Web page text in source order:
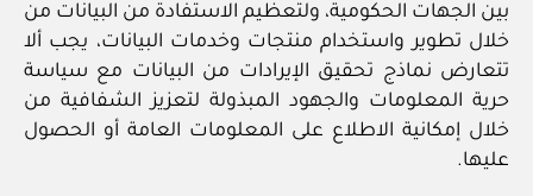
بين الجهات الحكومية، ولتعظيم الاستفادة من البيانات من
خلال تطوير واستخدام منتجات وخدمات البيانات، يجب ألا
تتعارض نماذج تحقيق الإيرادات من البيانات مع سياسة
حرية المعلومات والجهود المبذولة لتعزيز الشفافية من
خلال إمكانية الاطلاع على المعلومات العامة أو الحصول
عليها.